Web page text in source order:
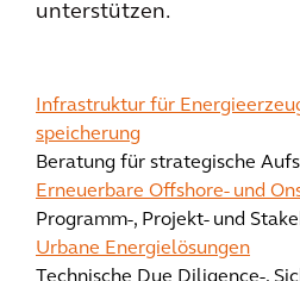
unterstützen.
Infrastruktur für
speicherung
Beratung für strategische
Erneuerbare Offshore- und
Programm-, Projekt- und
Urbane Energielösungen